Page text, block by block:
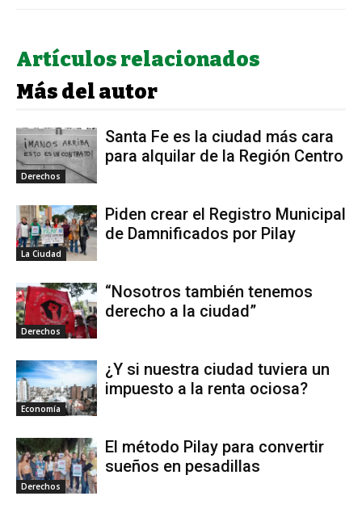
Artículos relacionados
Más del autor
Derechos
Santa Fe es la ciudad más cara
para alquilar de la Región Centro
La Ciudad
Piden crear el Registro Municipal
de Damnificados por Pilay
Derechos
“Nosotros también tenemos
derecho a la ciudad”
Economía
¿Y si nuestra ciudad tuviera un
impuesto a la renta ociosa?
Derechos
El método Pilay para convertir
sueños en pesadillas